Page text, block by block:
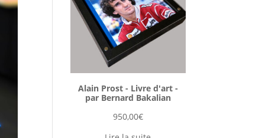
Alain Prost - Livre d'art -
par Bernard Bakalian
950,00€